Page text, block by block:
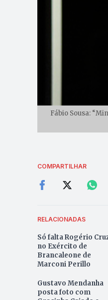
Fábio Sousa:
COMPARTILHAR
RELACIONADAS
Só falta Rogério
no Exército de
Brancaleone de
Marconi Perillo
Gustavo Mendanha
posta foto com